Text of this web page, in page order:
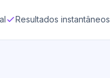
Resultados instantâneos